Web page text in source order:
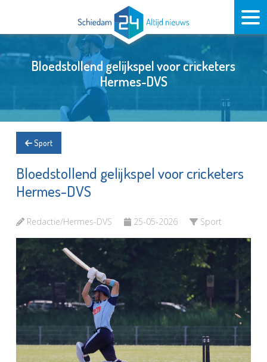
Bloedstollend gelijkspel voor cricketers
Hermes-DVS
Sport
Bloedstollend gelijkspel voor cricketers
Hermes-DVS
Redactie/Hermes-DVS 25-05-2026 Sport